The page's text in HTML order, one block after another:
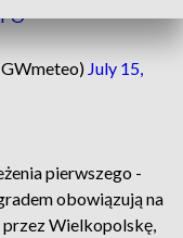
July 15,
pierwszego -
obowiązują na
Wielkopolskę,